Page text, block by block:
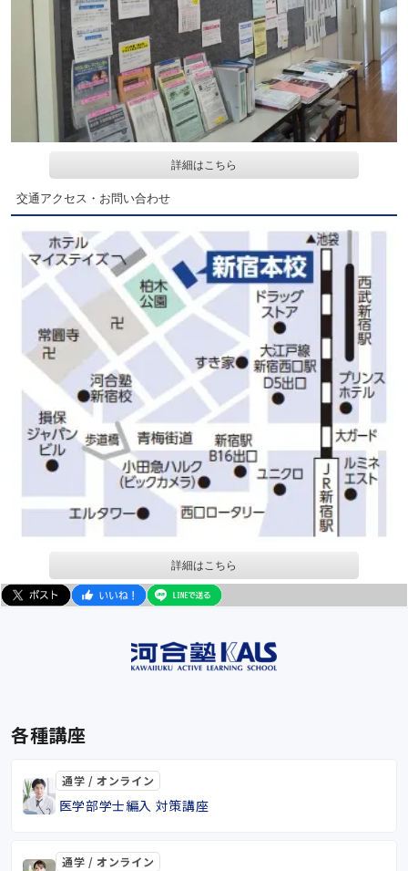
詳細はこちら
交通アクセス・お問い合わせ
詳細はこちら
各種講座
通学 / オンライン
医学部学士編入 対策講座
通学 / オンライン